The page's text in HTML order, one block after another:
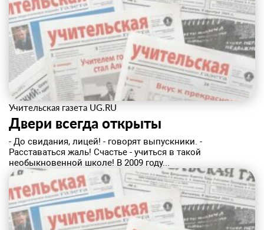
Учительская газета UG.RU
Двери всегда открыты
- До свидания, лицей! - говорят выпускники. -
Расставаться жаль! Счастье - учиться в такой
необыкновенной школе! В 2009 году...